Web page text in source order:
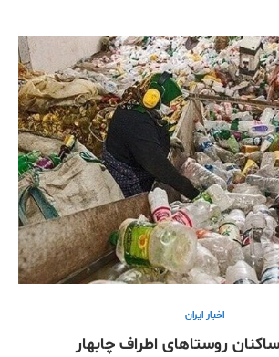
اخبار ایران
روستاهای اطراف چابهار